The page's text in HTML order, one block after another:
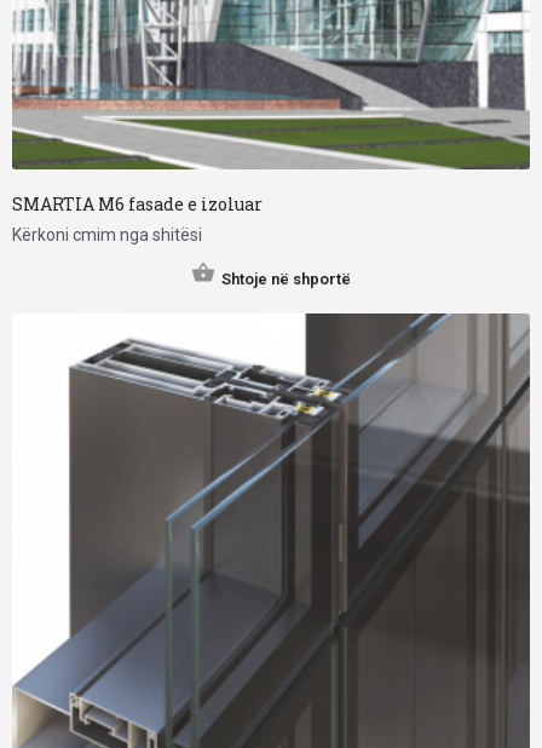
SMARTIA M6 fasade e izoluar
Kërkoni cmim nga shitësi
Shtoje në shportë